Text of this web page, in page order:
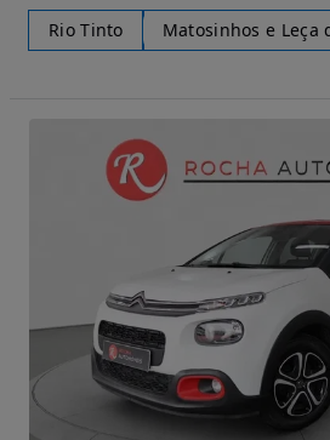
Rio Tinto Matosinhos e Leça